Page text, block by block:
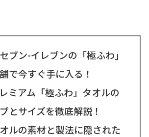
ブン-イレブンの「極ふわ」
で今すぐ手に入る！
ミアム「極ふわ」タオルの
とサイズを徹底解説！
ルの素材と製法に隠された